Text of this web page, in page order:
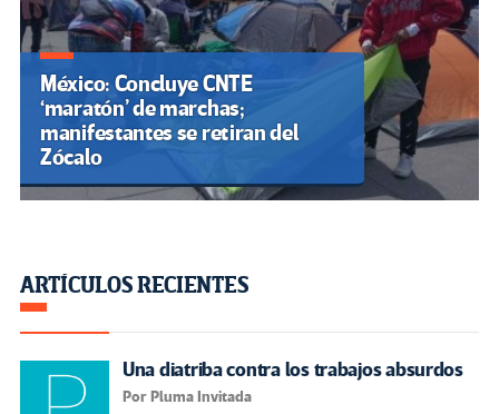
México: Concluye CNTE
‘maratón’ de marchas;
manifestantes se retiran del
Zócalo
ARTÍCULOS RECIENTES
Una diatriba contra los trabajos absurdos
Por Pluma Invitada